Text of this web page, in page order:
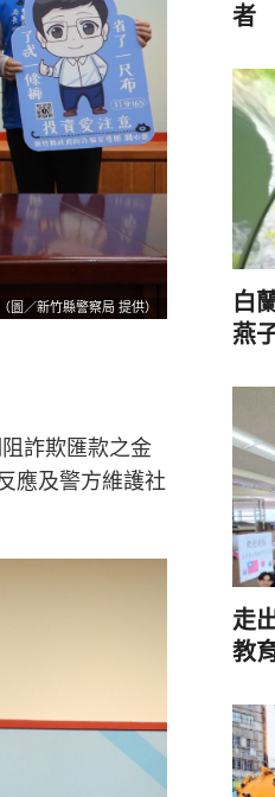
（圖／新竹縣警察局 提供）
詐欺匯款之金
應及警方維護社
者
白
燕
走
教